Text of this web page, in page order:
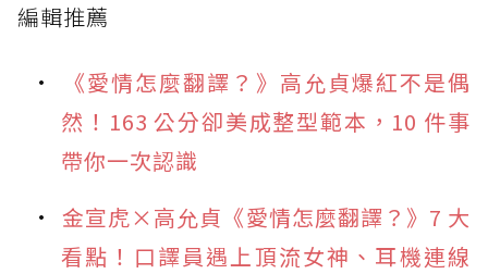
編輯推薦
《愛情怎麼翻譯？》高允貞爆紅不是偶
然！163 公分卻美成整型範本，10 件事
帶你一次認識
金宣虎×高允貞《愛情怎麼翻譯？》7 大
看點！口譯員遇上頂流女神、耳機連線